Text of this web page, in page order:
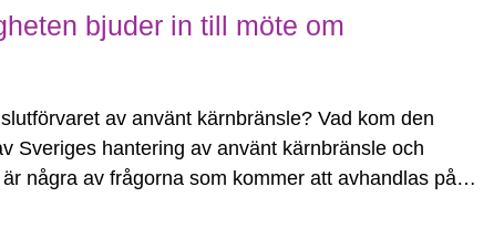
bjuder in till möte om
av använt kärnbränsle? Vad kom den
Sveriges hantering av använt kärnbränsle och
några av frågorna som kommer att avhandlas på